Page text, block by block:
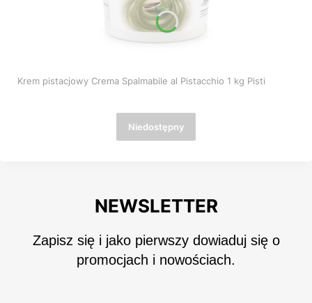
Krem pistacjowy Crema Spalmabile al Pistacchio 1 kg Pisti
Niedostępny
NEWSLETTER
Zapisz się i jako pierwszy dowiaduj się o
promocjach i nowościach.